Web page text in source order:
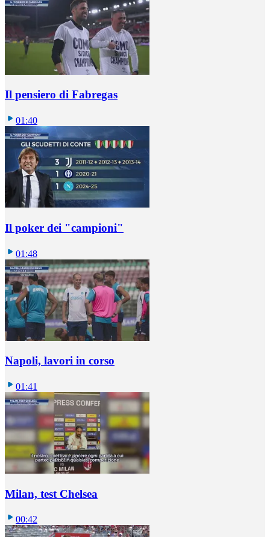
Il pensiero di Fabregas
01:40
Il poker dei "campioni"
01:48
Napoli, lavori in corso
01:41
Milan, test Chelsea
00:42